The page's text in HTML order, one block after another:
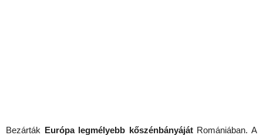
Bezárták Európa legmélyebb kőszénbányájátRomániában. A